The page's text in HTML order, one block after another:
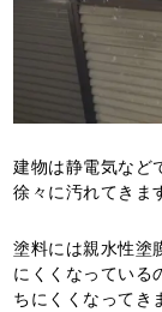
建物は静電気など
徐々に汚れてきま
塗料には親水性塗
にくくなっている
ちにくくなってき